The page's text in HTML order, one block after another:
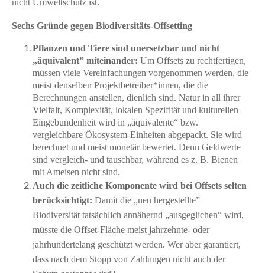
Sechs Gründe gegen Biodiversitäts-Offsetting
Pflanzen und Tiere sind unersetzbar und nicht
„äquivalent” miteinander: Um Offsets zu rechtfertigen,
müssen viele Vereinfachungen vorgenommen werden, die
meist denselben Projektbetreiber*innen, die die
Berechnungen anstellen, dienlich sind. Natur in all ihrer
Vielfalt, Komplexität, lokalen Spezifität und kulturellen
Eingebundenheit wird in „äquivalente“ bzw.
vergleichbare Ökosystem-Einheiten abgepackt. Sie wird
berechnet und meist monetär bewertet. Denn Geldwerte
sind vergleich- und tauschbar, während es z. B. Bienen
mit Ameisen nicht sind.
Auch die zeitliche Komponente wird bei Offsets selten
berücksichtigt: Damit die „neu hergestellte”
Biodiversität tatsächlich annähernd „ausgeglichen“ wird,
müsste die Offset-Fläche meist jahrzehnte- oder
jahrhundertelang geschützt werden. Wer aber garantiert,
dass nach dem Stopp von Zahlungen nicht auch der